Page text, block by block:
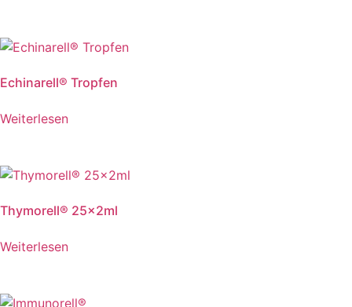
Echinarell® Tropfen
Weiterlesen
Thymorell® 25x2ml
Weiterlesen